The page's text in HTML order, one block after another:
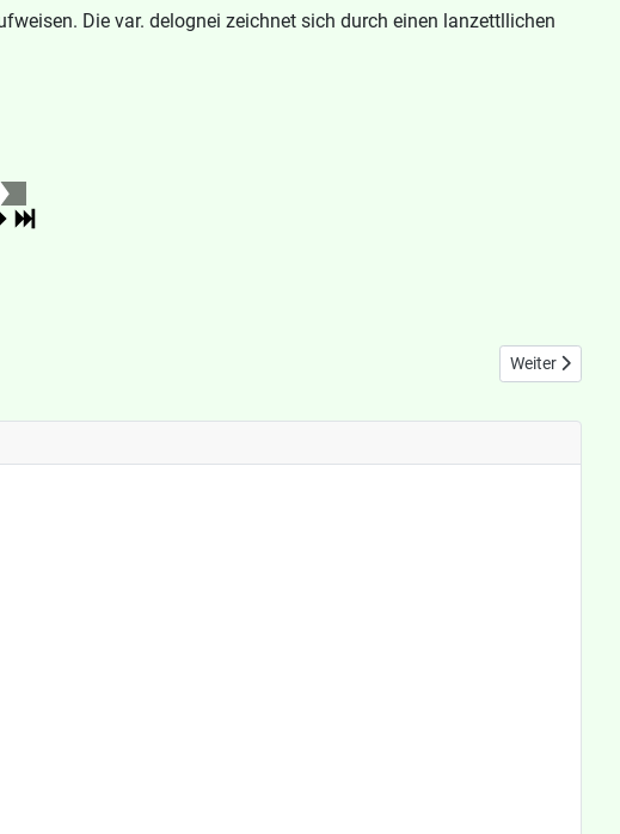
Die var. delognei zeichnet sich durch einen lanzettllichen
Nächster
Weiter